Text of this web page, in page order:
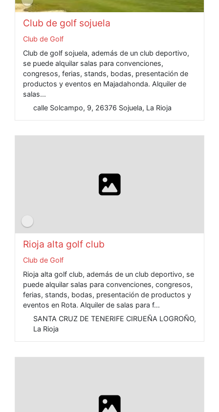
Club de golf sojuela
Club de Golf
Club de golf sojuela, además de un club deportivo,
se puede alquilar salas para convenciones,
congresos, ferias, stands, bodas, presentación de
productos y eventos en Majadahonda. Alquiler de
salas...
calle Solcampo, 9, 26376 Sojuela, La Rioja
Rioja alta golf club
Club de Golf
Rioja alta golf club, además de un club deportivo, se
puede alquilar salas para convenciones, congresos,
ferias, stands, bodas, presentación de productos y
eventos en Rota. Alquiler de salas para f...
SANTA CRUZ DE TENERIFE CIRUEÑA LOGROÑO,
La Rioja